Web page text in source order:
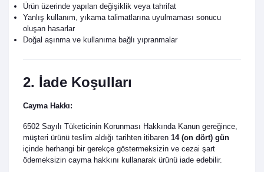
Ürün üzerinde yapılan değişiklik veya tahrifat
Yanlış kullanım, yıkama talimatlarına uyulmaması sonucu
oluşan hasarlar
Doğal aşınma ve kullanıma bağlı yıpranmalar
2. İade Koşulları
Cayma Hakkı:
6502 Sayılı Tüketicinin Korunması Hakkında Kanun gereğince,
müşteri ürünü teslim aldığı tarihten itibaren 14 (on dört) gün
içinde herhangi bir gerekçe göstermeksizin ve cezai şart
ödemeksizin cayma hakkını kullanarak ürünü iade edebilir.